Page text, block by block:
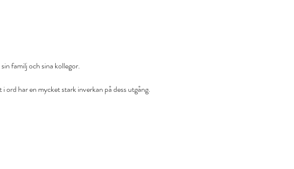
familj och sina kollegor.
ord har en mycket stark inverkan på dess utgång.